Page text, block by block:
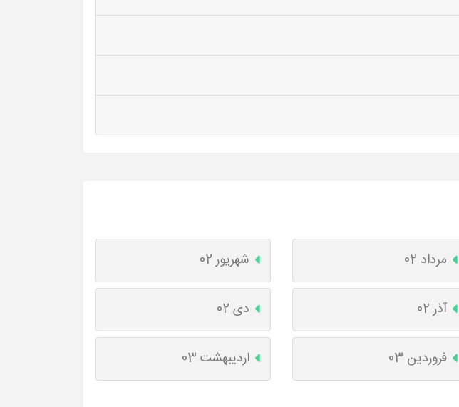
مرداد 02 شهریور 02
آذر 02 دی 02
فروردین 03 اردیبهشت 03